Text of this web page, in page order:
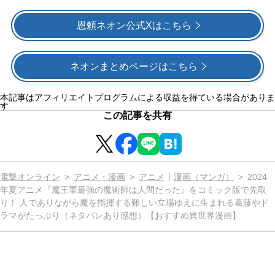
恩頼ネオン公式Xはこちら
ネオンまとめページはこちら
本記事はアフィリエイトプログラムによる収益を得ている場合がありま
す
この記事を共有
電撃オンライン アニメ・漫画 アニメ 漫画（マンガ）
2024
年夏アニメ『魔王軍最強の魔術師は人間だった』をコミック版で先取
り！ 人でありながら魔を指揮する難しい立場ゆえに生まれる葛藤やド
ラマがたっぷり（ネタバレあり感想）【おすすめ異世界漫画】